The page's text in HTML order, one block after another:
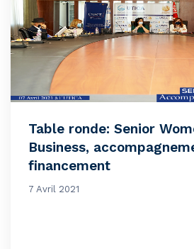
Table ronde: Senior
Business,
financement
7 Avril 2021